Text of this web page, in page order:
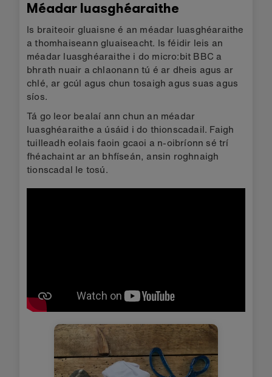
Méadar luasghéaraithe
Is braiteoir gluaisne é an méadar luasghéaraithe
a thomhaiseann gluaiseacht. Is féidir leis an
méadar luasghéaraithe i do micro:bit BBC a
bhrath nuair a chlaonann tú é ar dheis agus ar
chlé, ar gcúl agus chun tosaigh agus suas agus
síos.
Tá go leor bealaí ann chun an méadar
luasghéaraithe a úsáid i do thionscadail. Faigh
tuilleadh eolais faoin gcaoi a n-oibríonn sé trí
fhéachaint ar an bhfíseán, ansin roghnaigh
tionscadal le tosú.